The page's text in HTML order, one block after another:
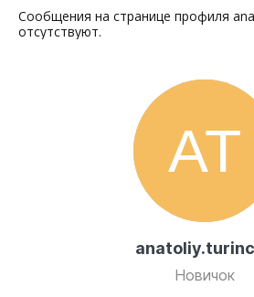
Новичок
Сообщения на странице профиля
отсутствуют.